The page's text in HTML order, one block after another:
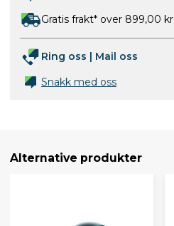
Gratis frakt* over 899,00 kr
Ring oss | Mail oss
Snakk med oss
Alternative produkter